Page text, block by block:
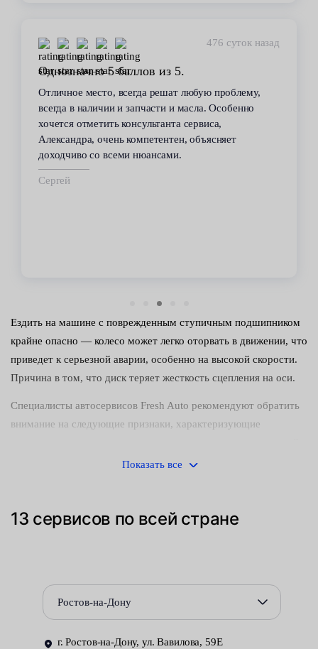
476 суток назад
Однозначно 5 баллов из 5.
Отличное место, всегда решат любую проблему,
всегда в наличии и запчасти и масла. Особенно
хочется отметить консультанта сервиса,
Александра, очень компетентен, объясняет
доходчиво со всеми нюансами.
Сергей
Ездить на машине с поврежденным ступичным подшипником
крайне опасно — колесо может легко оторвать в движении, что
приведет к серьезной аварии, особенно на высокой скорости.
Причина в том, что диск теряет жесткость сцепления на оси.
Специалисты автосервисов Fresh Auto рекомендуют обратить
внимание на следующие признаки, характеризующие
части, относящегося к самым нагруженным узлам подвески
неровностей — «лежачие полицейские», ямы и кочки;
раскачка машины в движении, нестабильный ход и
Показать все
13 сервисов по всей стране
Ростов-на-Дону
г. Ростов-на-Дону, ул. Вавилова, 59Е